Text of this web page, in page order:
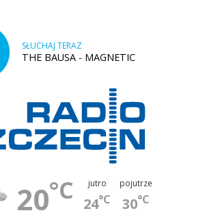
SŁUCHAJ TERAZ
THE BAUSA - MAGNETIC
20°C jutro
24°C
pojutrze
30°C